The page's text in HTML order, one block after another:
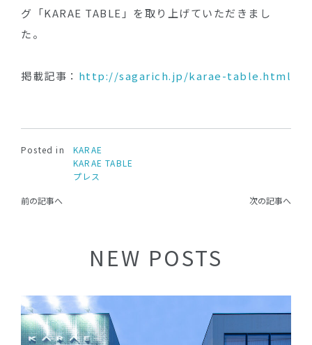
NEW POSTS
グ「KARAE TABLE」を取り上げていただきまし
た。
掲載記事： http://sagarich.jp/karae-table.html
Posted in
KARAE
KARAE TABLE
プレス
前の記事へ 次の記事へ